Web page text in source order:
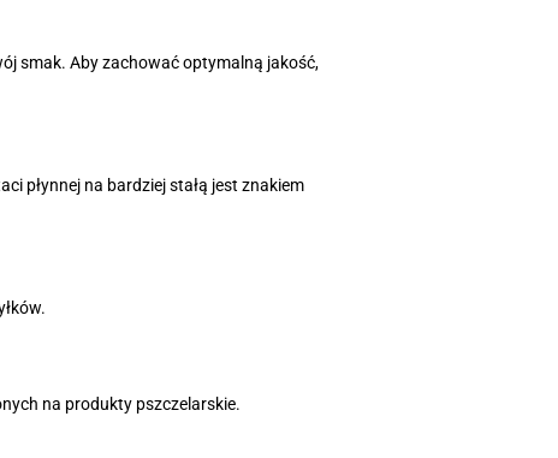
smak. Aby zachować optymalną jakość,
płynnej na bardziej stałą jest znakiem
na produkty pszczelarskie.